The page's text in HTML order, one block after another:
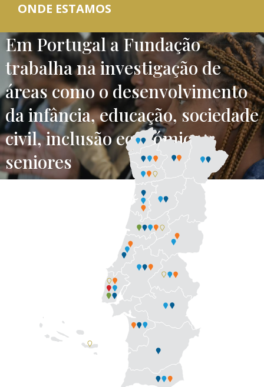
ONDE ESTAMOS
Em Portugal a Fundação
trabalha na investigação de
áreas como o desenvolvimento
da infância, educação, sociedade
civil, inclusão económica e
seniores